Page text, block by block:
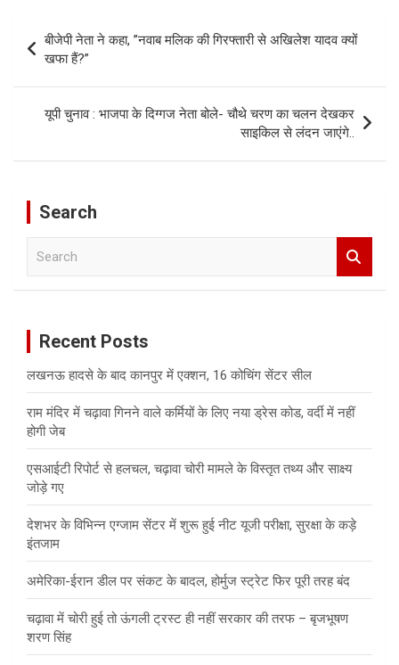
Post
navigation
बीजेपी नेता ने कहा, ”नवाब मलिक की गिरफ्तारी से अखिलेश यादव क्यों
खफा हैं?”
यूपी चुनाव : भाजपा के दिग्गज नेता बोले- चौथे चरण का चलन देखकर
साइकिल से लंदन जाएंगे..
Search
Recent Posts
लखनऊ हादसे के बाद कानपुर में एक्शन, 16 कोचिंग सेंटर सील
राम मंदिर में चढ़ावा गिनने वाले कर्मियों के लिए नया ड्रेस कोड, वर्दी में नहीं
होगी जेब
एसआईटी रिपोर्ट से हलचल, चढ़ावा चोरी मामले के विस्तृत तथ्य और साक्ष्य
जोड़े गए
देशभर के विभिन्न एग्जाम सेंटर में शुरू हुई नीट यूजी परीक्षा, सुरक्षा के कड़े
इंतजाम
अमेरिका-ईरान डील पर संकट के बादल, होर्मुज स्ट्रेट फिर पूरी तरह बंद
चढ़ावा में चोरी हुई तो ऊंगली ट्रस्ट ही नहीं सरकार की तरफ – बृजभूषण
शरण सिंह